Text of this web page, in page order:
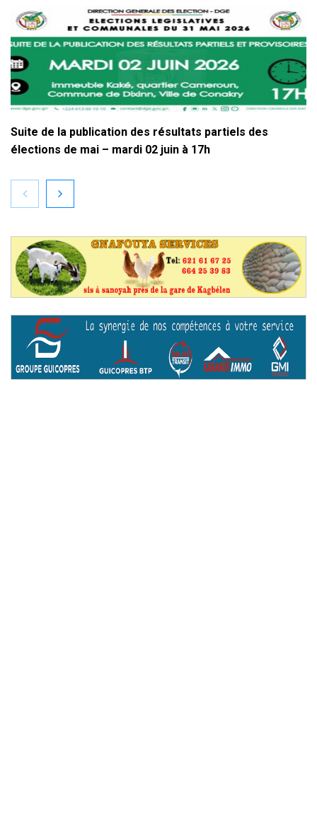
Suite de la publication des résultats partiels des
élections de mai – mardi 02 juin à 17h